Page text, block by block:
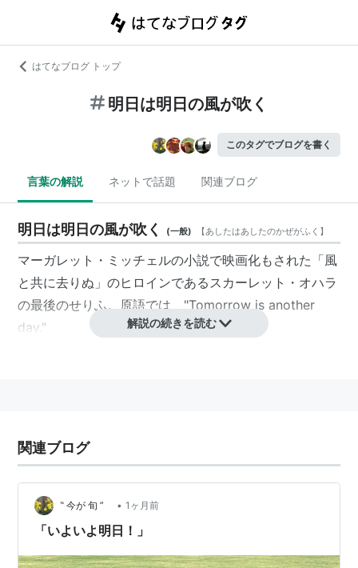
はてなブログ トップ
明日は明日の風が吹く
このタグでブログを書く
言葉の解説 ネットで話題 関連ブログ
明日は明日の風が吹く (一般) 【あしたはあしたのかぜがふく 】
マーガレット・ミッチェルの小説で映画化もされた「風
と共に去りぬ 」のヒロインであるスカーレット・オハラ
の最後のせりふ。原語では "Tomorrow is another
day."
ね。と楽観的にいう語。
今日がどんなに辛くても、時が過ぎればそれもまた
過去となり、未来は良い方向に進むものだ。
今日は今日、明日は明日。同じ日がくるはずがな
い。
明日は明日の風が吹く （漫画タイトル）
解説の続きを読む
関連ブログ
‟ 今が 旬 ” • 1ヶ月前
「いよいよ明日！」